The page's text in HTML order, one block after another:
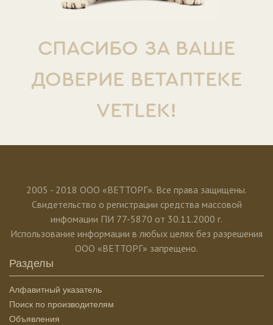
СПАСИБО ЗА ВАШЕ
ДОВЕРИЕ ВЕТАПТЕКЕ
VETLEK!
2005 - 2018 ООО «ВЕТТОРГ». Все права защищены.
Свидетельство о регистрации средства массовой
инфомации ПИ 77-5870 от 30.11.2000 г.
Использование информации в любых целях без разрешения
ООО «ВЕТТОРГ» запрещено.
Разделы
Алфавитный указатель
Поиск по производителям
Объявления